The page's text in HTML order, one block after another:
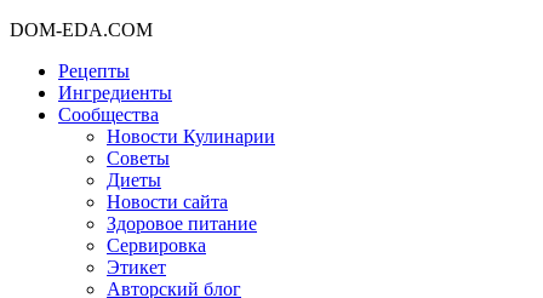
DOM-EDA.COM
Рецепты
Ингредиенты
Сообщества
Новости Кулинарии
Советы
Диеты
Новости сайта
Здоровое питание
Сервировка
Этикет
Авторский блог